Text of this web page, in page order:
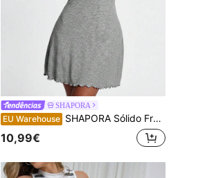
SHAPORA
EU Warehouse SHAPORA Sólido Franzido Vestido Cami Lounge
10,99€